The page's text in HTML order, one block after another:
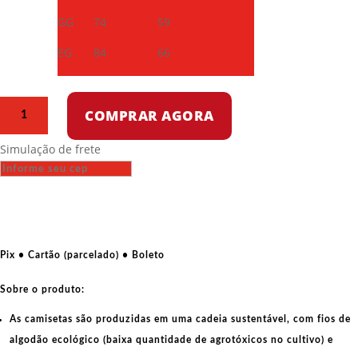
GG
74
59
EG
84 66
-
Punch
COMPRAR AGORA
Simulação de frete
Pix • Cartão (parcelado) • Boleto
Sobre o produto:
As camisetas são produzidas em uma cadeia sustentável, com fios de
algodão ecológico (baixa quantidade de agrotóxicos no cultivo) e